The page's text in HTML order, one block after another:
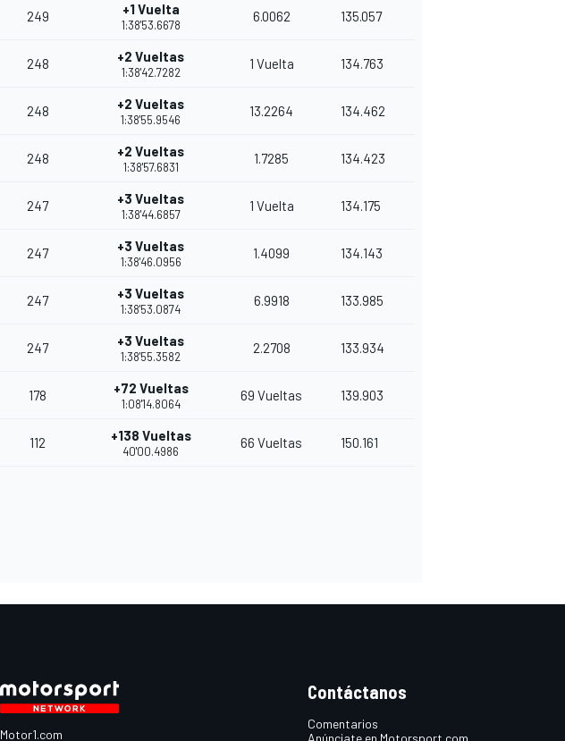
249 +1 Vuelta
1:38'53.6678
6.0062 135.057
248 +2 Vueltas
1:38'42.7282
1 Vuelta 134.763
248 +2 Vueltas
1:38'55.9546
13.2264 134.462
248 +2 Vueltas
1:38'57.6831
1.7285 134.423
247 +3 Vueltas
1:38'44.6857
1 Vuelta 134.175
247 +3 Vueltas
1:38'46.0956
1.4099 134.143
247 +3 Vueltas
1:38'53.0874
6.9918 133.985
247 +3 Vueltas
1:38'55.3582
2.2708 133.934
178 +72 Vueltas
1:08'14.8064
69 Vueltas 139.903
112 +138 Vueltas
40'00.4986
66 Vueltas 150.161
Motor1.com
Contáctanos
Comentarios
Anúnciate en Motorsport.com